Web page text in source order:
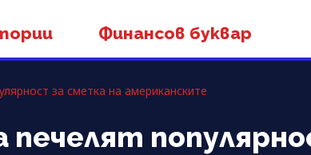
Финансов буквар
за сметка на американските